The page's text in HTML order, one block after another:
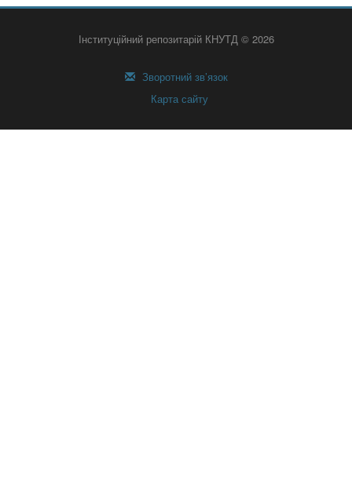
Інституційний репозитарій КНУТД © 2026
Зворотний зв’язок
Карта сайту